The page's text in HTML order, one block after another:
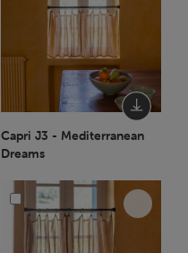
Capri J3 - Mediterranean
Dreams